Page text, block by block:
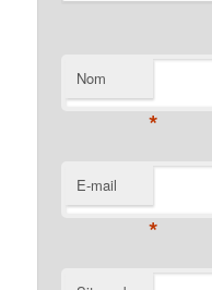
Nom
*
E-mail
*